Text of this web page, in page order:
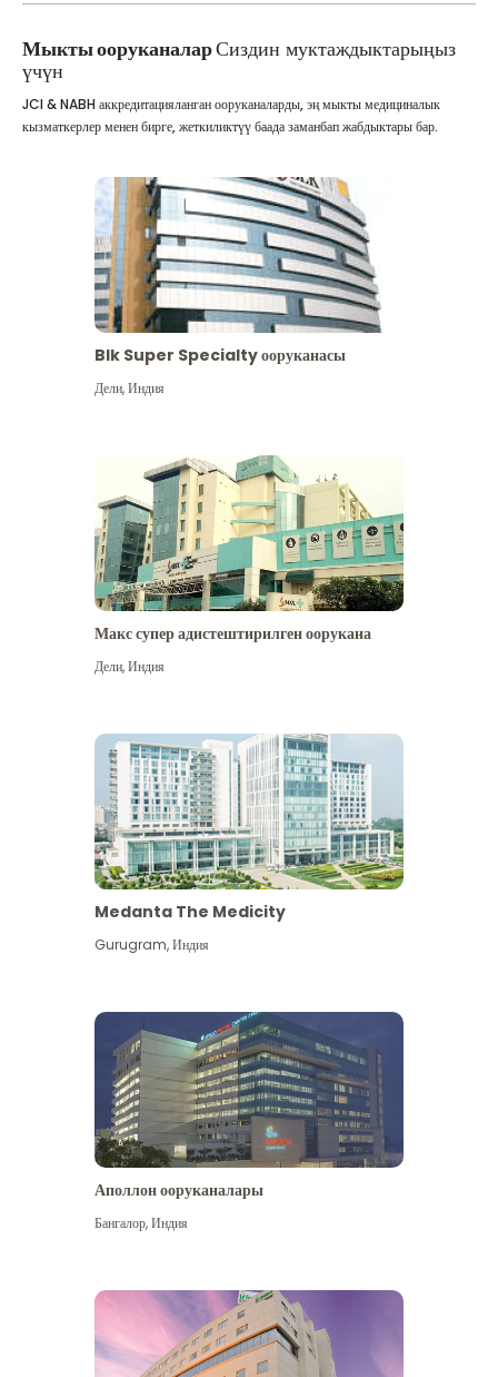
Мыкты ооруканаларСиздин муктаждыктарыңыз
үчүн
JCI & NABH аккредитацияланган ооруканаларды, эң мыкты медициналык
кызматкерлер менен бирге, жеткиликтүү баада заманбап жабдыктары бар.
Blk Super Specialty ооруканасы
Дели,Индия
Макс супер адистештирилген оорукана
Дели,Индия
Medanta The Medicity
Gurugram,Индия
Аполлон ооруканалары
Бангалор,Индия